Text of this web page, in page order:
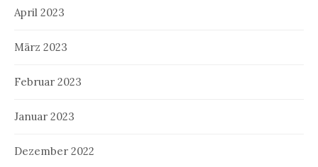
April 2023
März 2023
Februar 2023
Januar 2023
Dezember 2022